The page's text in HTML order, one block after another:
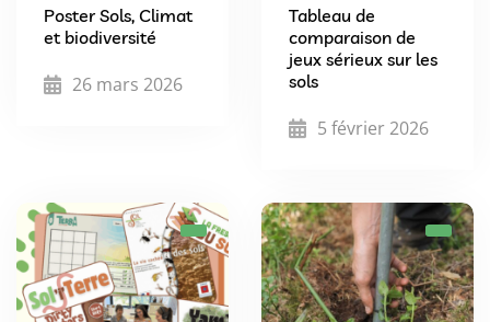
Poster Sols, Climat
et biodiversité
26 mars 2026
Tableau de
comparaison de
jeux sérieux sur les
sols
5 février 2026